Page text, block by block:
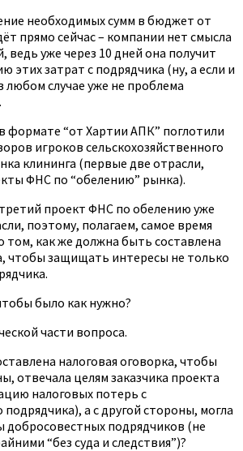
необходимых сумм в бюджет от
прямо сейчас – компании нет смысла
ведь уже через 10 дней она получит
этих затрат с подрядчика (ну, а если и
любом случае уже не проблема
формате “от Хартии АПК” поглотили
игроков сельскохозяйственного
клининга (первые две отрасли,
ФНС по “обелению” рынка).
проект ФНС по обелению уже
поэтому, полагаем, самое время
том, как же должна быть составлена
чтобы защищать интересы не только
было как нужно?
части вопроса.
налоговая оговорка, чтобы
отвечала целям заказчика проекта
налоговых потерь с
а с другой стороны, могла
подрядчиков (не
“без суда и следствия”)?